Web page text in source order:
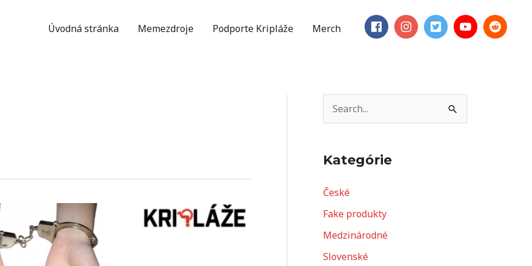
Úvodná stránka Memezdroje Podporte Kripláže Merch
ľ
a
:
Kategórie
České
Fake produkty
Medzinárodné
Slovenské